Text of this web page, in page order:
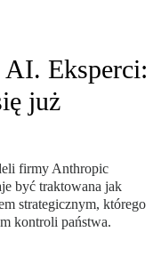
AI. Eksperci:
już
firmy Anthropic
być traktowana jak
strategicznym, którego
kontroli państwa.